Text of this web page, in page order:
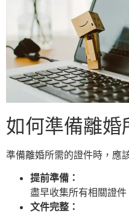
如何準備離婚
準備離婚所需的證件時，應
提前準備：
盡早收集所有相關證
文件完整：